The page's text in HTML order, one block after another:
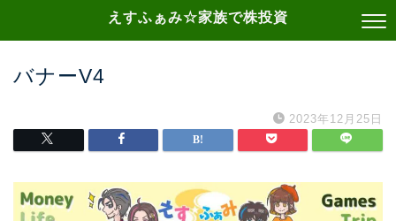
えすふぁみ☆家族で株投資
バナーV4
2023年12月25日